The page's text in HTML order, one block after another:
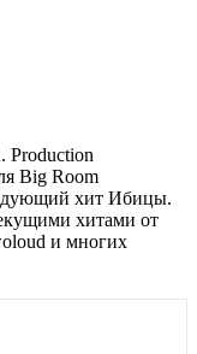
Production
Big Room
хит Ибицы.
хитами от
и многих